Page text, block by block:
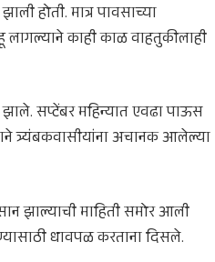
होती. मात्र पावसाच्या
लागल्याने काही काळ वाहतुकीलाही
सप्टेंबर महिन्यात एवढा पाऊस
त्र्यंबकवासीयांना अचानक आलेल्या
झाल्याची माहिती समोर आली
धावपळ करताना दिसले.